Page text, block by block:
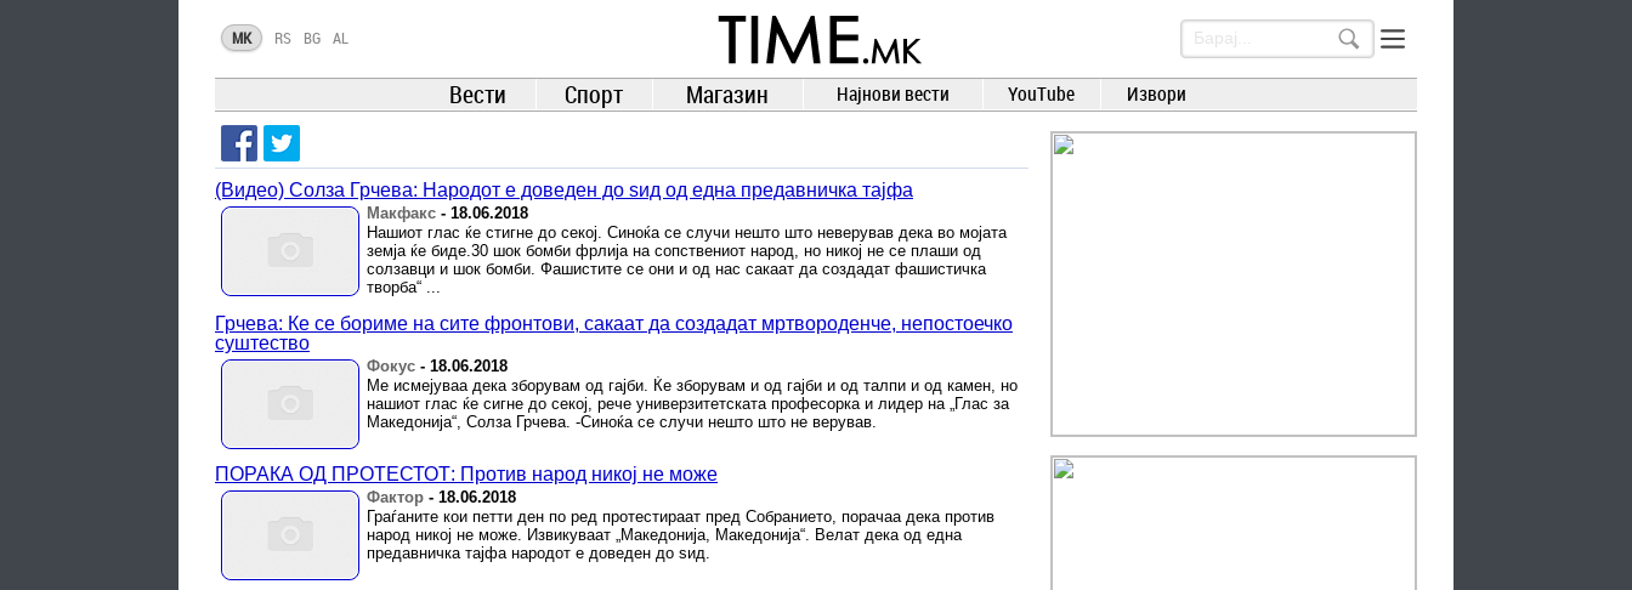
TIME.mk
ВЕСТИ
NEWS
MK RS BG AL
Вести Спорт Магазин Најнови вести YouTube Извори
(Видео) Солза Грчева: Народот е доведен до ѕид од една предавничка тајфа
Макфакс - 18.06.2018
Нашиот глас ќе стигне до секој. Синоќа се случи нешто што неверував дека во мојата
земја ќе биде.30 шок бомби фрлија на сопствениот народ, но никој не се плаши од
солзавци и шок бомби. Фашистите се они и од нас сакаат да создадат фашистичка
творба“ ...
Грчева: Ќе се бориме на сите фронтови, сакаат да создадат мртвороденче, непостоечко
суштество
Фокус - 18.06.2018
Ме исмејуваа дека зборувам од гајби. Ќе зборувам и од гајби и од талпи и од камен, но
нашиот глас ќе сигне до секој, рече универзитетската професорка и лидер на „Глас за
Македонија“, Солза Грчева. -Синоќа се случи нешто што не верував.
ПОРАКА ОД ПРОТЕСТОТ: Против народ никој не може
Фактор - 18.06.2018
Граѓаните кои петти ден по ред протестираат пред Собранието, порачаа дека против
народ никој не може. Извикуваат „Македонија, Македонија“. Велат дека од една
предавничка тајфа народот е доведен до ѕид.